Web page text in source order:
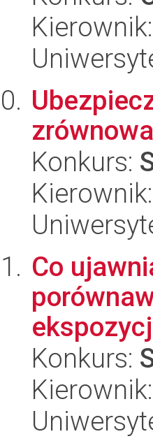
Konkurs:
Co
Konkurs: